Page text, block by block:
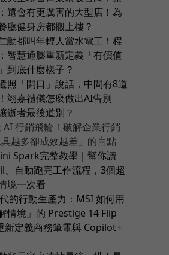
還會有更厲害的大型店！為
廳健身房都搬上樓？
勳都叫年輕人當水電工！程
智慧通膨重新定義「有價值
到底什麼樣子？
照「開口」說話，中間有8道
翊嘉禮儀怎麼做出AI告別
逝者最後道別？
AI 行銷飛輪！破解企業行銷
具越多卻成效越差」的盲點
Spark完整教學｜幫你讀
、自動跑完工作流程，3個超
境一次看
的行動生產力：MSI 如何用
情境」的 Prestige 14 Flip
新定義商務筆電與 Copilot+